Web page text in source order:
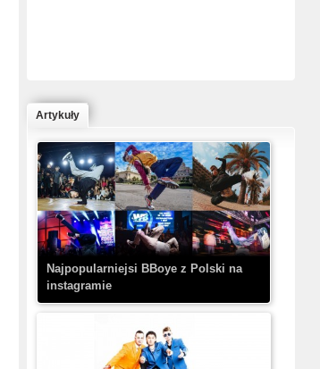
Kaczorex w najnowszym klipie: HRYPA
– Kobieta z walizką
TEDE & SIR MICH - KICKDOWN /
Artykuły
Najpopularniejsi BBoye z Polski na
instagramie